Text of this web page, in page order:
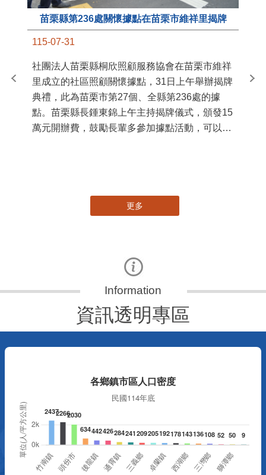
苗栗縣第236處關懷據點在苗栗市維祥里揭牌
115-07-31
社團法人苗栗縣桐欣照顧服務協會在苗栗市維祥
里成立的社區照顧關懷據點，31日上午舉辦揭牌
典禮，此為苗栗市第27個、全縣第236處的據
點。苗栗縣長鍾東錦上午主持揭牌儀式，頒發15
萬元開辦費，鼓勵長輩多參加據點活動，可以更
苗
更多
資訊透明專區